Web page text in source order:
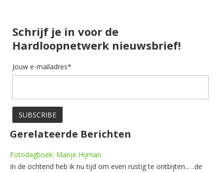
Schrijf je in voor de
Hardloopnetwerk nieuwsbrief!
Jouw e-mailadres*
Gerelateerde Berichten
Fotodagboek: Marije Hijman
In de ochtend heb ik nu tijd om even rustig te ontbijten... ..de